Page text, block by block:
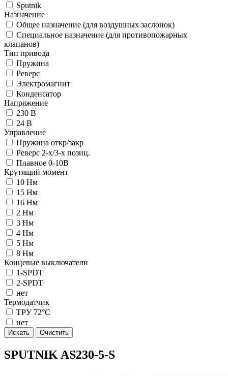
Sputnik
Назначение
Общее назначение (для воздушных заслонок)
Специальное назначение (для противопожарных
клапанов)
Тип привода
Пружина
Реверс
Электромагнит
Конденсатор
Напряжение
230 В
24 В
Управление
Пружина откр/закр
Реверс 2-х/3-х позиц.
Плавное 0-10В
Крутящий момент
10 Нм
15 Нм
16 Нм
2 Нм
3 Нм
4 Нм
5 Нм
8 Нм
Концевые выключатели
1-SPDT
2-SPDT
нет
Термодатчик
ТРУ 72°С
нет
Искать Очистить
SPUTNIK AS230-5-S